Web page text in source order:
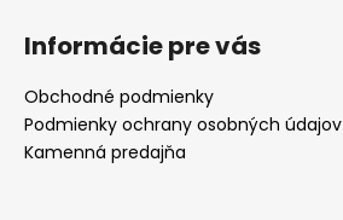
Informácie pre vás
Obchodné podmienky
Podmienky ochrany osobných údajov
Kamenná predajňa